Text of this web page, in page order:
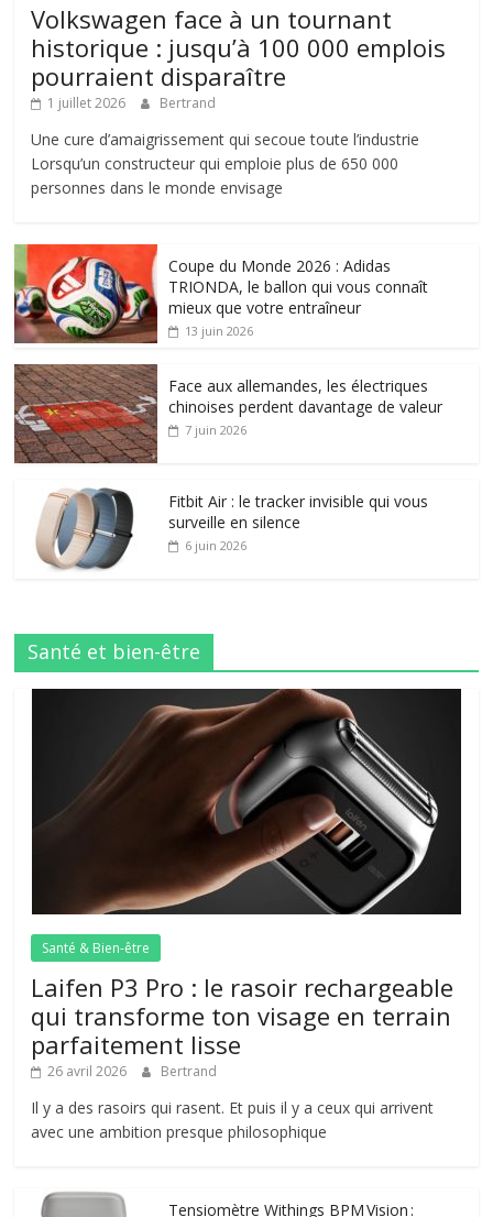
Volkswagen face à un tournant
historique : jusqu’à 100 000 emplois
pourraient disparaître
1 juillet 2026 Bertrand
Une cure d’amaigrissement qui secoue toute l’industrie
Lorsqu’un constructeur qui emploie plus de 650 000
personnes dans le monde envisage
Coupe du Monde 2026 : Adidas
TRIONDA, le ballon qui vous connaît
mieux que votre entraîneur
13 juin 2026
Face aux allemandes, les électriques
chinoises perdent davantage de valeur
7 juin 2026
Fitbit Air : le tracker invisible qui vous
surveille en silence
6 juin 2026
Santé et bien-être
Santé & Bien-être
Laifen P3 Pro : le rasoir rechargeable
qui transforme ton visage en terrain
parfaitement lisse
26 avril 2026 Bertrand
Il y a des rasoirs qui rasent. Et puis il y a ceux qui arrivent
avec une ambition presque philosophique
Tensiomètre Withings BPM Vision :